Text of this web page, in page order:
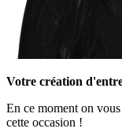
Votre création
En ce moment on
cette occasion !